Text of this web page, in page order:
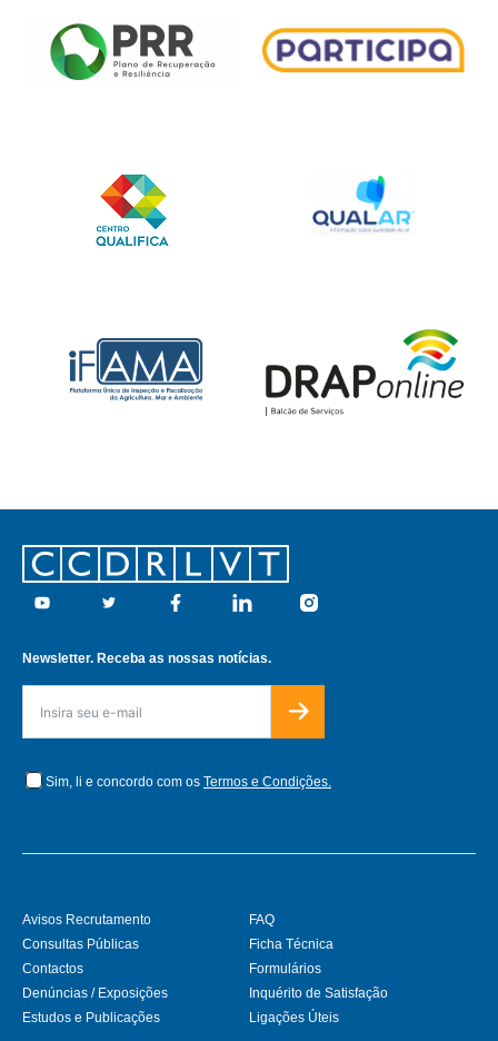
Footer
Youtube Twitter Facebook Linkedin Instagram
Newsletter. Receba as nossas notícias.
Sim, li e concordo com os Termos e Condições.
Avisos Recrutamento
Consultas Públicas
Contactos
Denúncias / Exposições
Estudos e Publicações
FAQ
Ficha Técnica
Formulários
Inquérito de Satisfação
Ligações Úteis